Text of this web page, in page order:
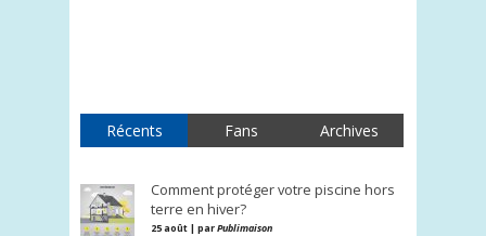
Récents Fans Archives
Comment protéger votre piscine hors
terre en hiver?
25 août | parPublimaison